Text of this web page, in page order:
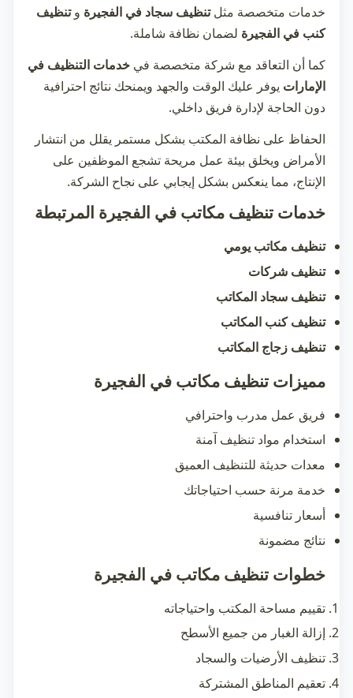
خدمات متخصصة مثلتنظيف سجاد في الفجيرة وتنظيف
كنب في الفجيرة لضمان نظافة شاملة.
كما أن التعاقد مع شركة متخصصة في خدمات التنظيف في
الإمارات يوفر عليك الوقت والجهد ويمنحك نتائج احترافية
دون الحاجة لإدارة فريق داخلي.
الحفاظ على نظافة المكتب بشكل مستمر يقلل من انتشار
الأمراض ويخلق بيئة عمل مريحة تشجع الموظفين على
الإنتاج، مما ينعكس بشكل إيجابي على نجاح الشركة.
خدمات تنظيف مكاتب في الفجيرة المرتبطة
تنظيف مكاتب يومي
تنظيف شركات
تنظيف سجاد المكاتب
تنظيف كنب المكاتب
تنظيف زجاج المكاتب
مميزات تنظيف مكاتب في الفجيرة
فريق عمل مدرب واحترافي
استخدام مواد تنظيف آمنة
معدات حديثة للتنظيف العميق
خدمة مرنة حسب احتياجاتك
أسعار تنافسية
نتائج مضمونة
خطوات تنظيف مكاتب في الفجيرة
تقييم مساحة المكتب واحتياجاته
إزالة الغبار من جميع الأسطح
تنظيف الأرضيات والسجاد
تعقيم المناطق المشتركة